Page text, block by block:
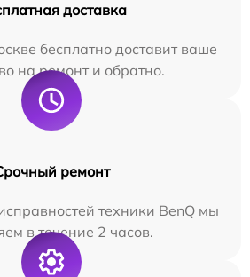
доставка
бесплатно доставит ваше
на ремонт и обратно.
ремонт
техники BenQ мы
в течение 2 часов.